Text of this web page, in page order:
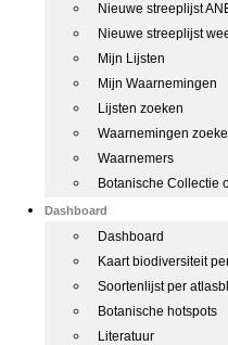
Nieuwe streeplijst
Nieuwe streeplijst
Mijn Lijsten
Mijn Waarnemingen
Lijsten zoeken
Waarnemingen
Waarnemers
Botanische Collectie
Dashboard
Dashboard
Kaart biodiversiteit
Soortenlijst per
Botanische hotspots
Literatuur